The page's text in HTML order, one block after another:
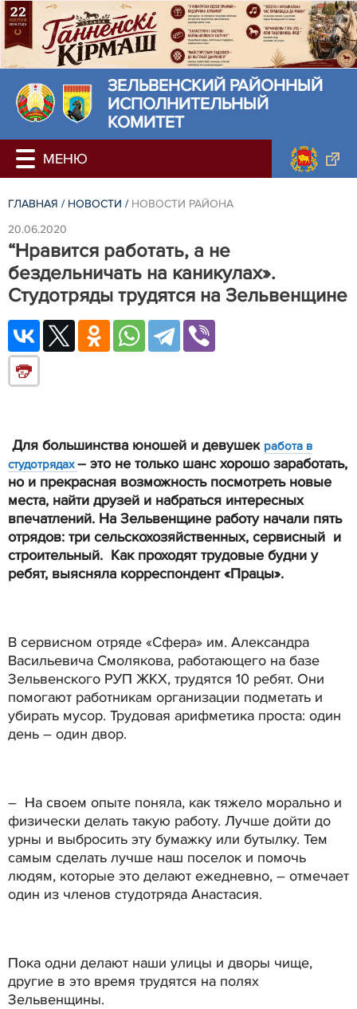
ЗЕЛЬВЕНСКИЙ РАЙОННЫЙ
ИСПОЛНИТЕЛЬНЫЙ
КОМИТЕТ
ГЛАВНАЯ / НОВОСТИ / НОВОСТИ РАЙОНА
20.06.2020
“Нравится работать, а не
бездельничать на каникулах».
Студотряды трудятся на Зельвенщине
Для большинства юношей и девушек работа в
студотрядах– это не только шанс хорошо заработать,
но и прекрасная возможность посмотреть новые
места, найти друзей и набраться интересных
впечатлений. На Зельвенщине работу начали пять
отрядов: три сельскохозяйственных, сервисный и
строительный. Как проходят трудовые будни у
ребят, выясняла корреспондент «Працы».
В сервисном отряде «Сфера» им. Александра
Васильевича Смолякова, работающего на базе
Зельвенского РУП ЖКХ, трудятся 10 ребят. Они
помогают работникам организации подметать и
убирать мусор. Трудовая арифметика проста: один
день – один двор.
– На своем опыте поняла, как тяжело морально и
физически делать такую работу. Лучше дойти до
урны и выбросить эту бумажку или бутылку. Тем
самым сделать лучше наш поселок и помочь
людям, которые это делают ежедневно, – отмечает
один из членов студотряда Анастасия.
Пока одни делают наши улицы и дворы чище,
другие в это время трудятся на полях
Зельвенщины.